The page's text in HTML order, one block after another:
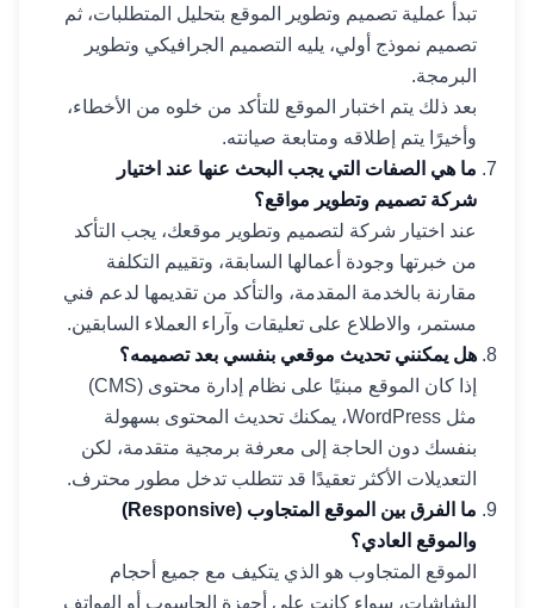
تبدأ عملية تصميم وتطوير الموقع بتحليل المتطلبات، ثم
تصميم نموذج أولي، يليه التصميم الجرافيكي وتطوير
البرمجة.
بعد ذلك يتم اختبار الموقع للتأكد من خلوه من الأخطاء،
وأخيرًا يتم إطلاقه ومتابعة صيانته.
ما هي الصفات التي يجب البحث عنها عند اختيار
شركة تصميم وتطوير مواقع؟
عند اختيار شركة لتصميم وتطوير موقعك، يجب التأكد
من خبرتها وجودة أعمالها السابقة، وتقييم التكلفة
مقارنة بالخدمة المقدمة، والتأكد من تقديمها لدعم فني
مستمر، والاطلاع على تعليقات وآراء العملاء السابقين.
هل يمكنني تحديث موقعي بنفسي بعد تصميمه؟
إذا كان الموقع مبنيًا على نظام إدارة محتوى (CMS)
مثل WordPress، يمكنك تحديث المحتوى بسهولة
بنفسك دون الحاجة إلى معرفة برمجية متقدمة، لكن
التعديلات الأكثر تعقيدًا قد تتطلب تدخل مطور محترف.
ما الفرق بين الموقع المتجاوب (Responsive)
والموقع العادي؟
الموقع المتجاوب هو الذي يتكيف مع جميع أحجام
الشاشات، سواء كانت على أجهزة الحاسوب أو الهواتف